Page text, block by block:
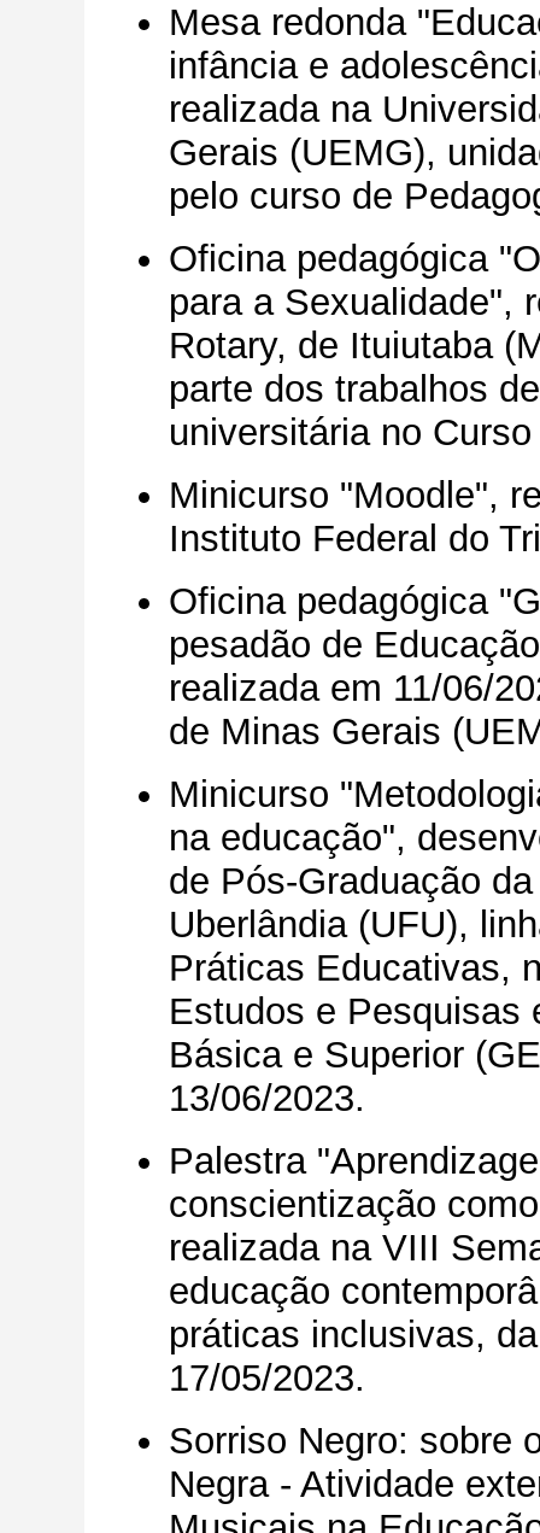
Mesa redonda
infância e
realizada na
Gerais (UEMG),
pelo curso de
Oficina pedagógica
para a Sexualidade",
Rotary, de Ituiutaba
parte dos trabalhos
universitária no
Minicurso "Moodle",
Instituto Federal do
Oficina pedagógica
pesadão de
realizada em 11/06/
de Minas Gerais
Minicurso
na educação",
de Pós-Graduação
Uberlândia (UFU),
Práticas Educativas,
Estudos e Pesquisas
Básica e Superior
13/06/2023.
Palestra
conscientização
realizada na VIII
educação
práticas inclusivas,
17/05/2023.
Sorriso Negro: sobre
Negra - Atividade